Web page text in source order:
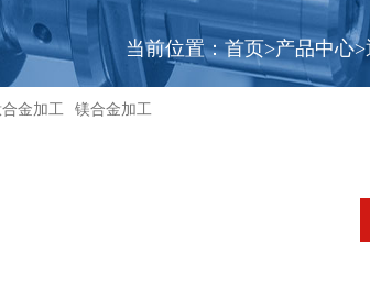
当前位置：首页>产品中心>
金加工 镁合金加工